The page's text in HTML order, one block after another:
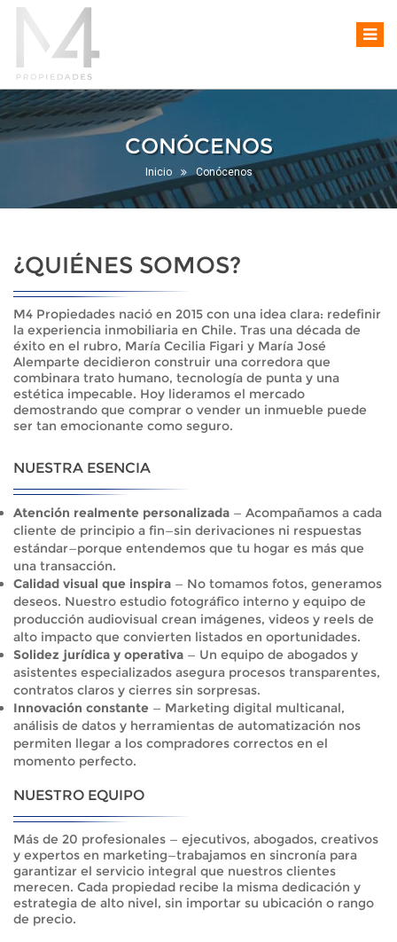
CONÓCENOS
Inicio Conócenos
¿QUIÉNES SOMOS?
M4 Propiedades nació en 2015 con una idea clara: redefinir
la experiencia inmobiliaria en Chile. Tras una década de
éxito en el rubro, María Cecilia Figari y María José
Alemparte decidieron construir una corredora que
combinara trato humano, tecnología de punta y una
estética impecable. Hoy lideramos el mercado
demostrando que comprar o vender un inmueble puede
ser tan emocionante como seguro.
NUESTRA ESENCIA
Atención realmente personalizada — Acompañamos a cada
cliente de principio a fin—sin derivaciones ni respuestas
estándar—porque entendemos que tu hogar es más que
una transacción.
Calidad visual que inspira — No tomamos fotos, generamos
deseos. Nuestro estudio fotográfico interno y equipo de
producción audiovisual crean imágenes, videos y reels de
alto impacto que convierten listados en oportunidades.
Solidez jurídica y operativa — Un equipo de abogados y
asistentes especializados asegura procesos transparentes,
contratos claros y cierres sin sorpresas.
Innovación constante — Marketing digital multicanal,
análisis de datos y herramientas de automatización nos
permiten llegar a los compradores correctos en el
momento perfecto.
NUESTRO EQUIPO
Más de 20 profesionales — ejecutivos, abogados, creativos
y expertos en marketing—trabajamos en sincronía para
garantizar el servicio integral que nuestros clientes
merecen. Cada propiedad recibe la misma dedicación y
estrategia de alto nivel, sin importar su ubicación o rango
de precio.